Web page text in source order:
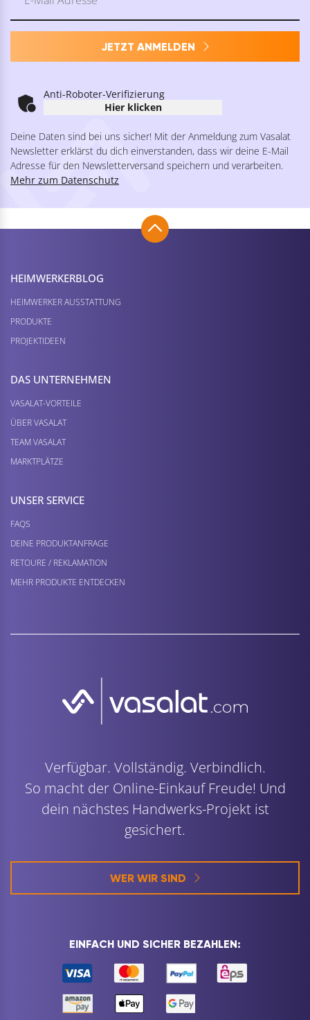
JETZT ANMELDEN
Anti-Roboter-Verifizierung
Hier klicken
Deine Daten sind bei uns sicher! Mit der Anmeldung zum Vasalat
Newsletter erklärst du dich einverstanden, dass wir deine E-Mail
Adresse für den Newsletterversand speichern und verarbeiten.
Mehr zum Datenschutz
HEIMWERKER­BLOG
HEIMWERKER AUSSTATTUNG
PRODUKTE
PROJEKTIDEEN
DAS UNTERNEHMEN
VASALAT-VORTEILE
ÜBER VASALAT
TEAM VASALAT
MARKTPLÄTZE
UNSER SERVICE
FAQS
DEINE PRODUKTANFRAGE
RETOURE / REKLAMATION
MEHR PRODUKTE ENTDECKEN
Verfügbar. Vollständig. Verbindlich.
So macht der Online-Einkauf Freude! Und
dein nächstes Handwerks-Projekt ist
gesichert.
WER WIR SIND
EINFACH UND SICHER BEZAHLEN: